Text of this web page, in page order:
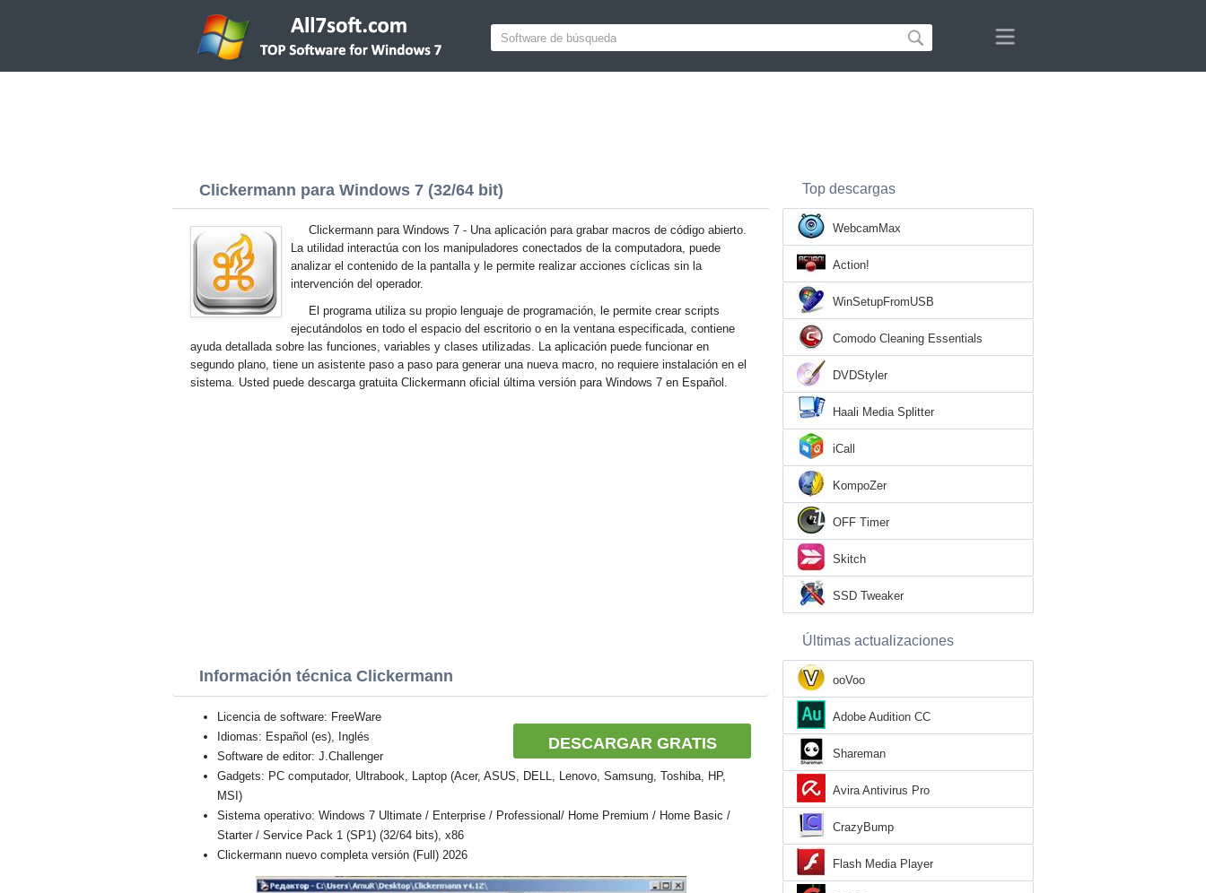
Clickermann para Windows 7 (32/64 bit)
Clickermann para Windows 7 - Una aplicación para grabar macros de código abierto.
La utilidad interactúa con los manipuladores conectados de la computadora, puede
analizar el contenido de la pantalla y le permite realizar acciones cíclicas sin la
intervención del operador.
El programa utiliza su propio lenguaje de programación, le permite crear scripts
ejecutándolos en todo el espacio del escritorio o en la ventana especificada, contiene
ayuda detallada sobre las funciones, variables y clases utilizadas. La aplicación puede funcionar en
segundo plano, tiene un asistente paso a paso para generar una nueva macro, no requiere instalación en el
sistema. Usted puede descarga gratuita Clickermann oficial última versión para Windows 7 en Español.
Información técnica Clickermann
DESCARGAR GRATIS
Licencia de software: FreeWare
Idiomas: Español (es), Inglés
Software de editor: J.Challenger
Gadgets: PC computador, Ultrabook, Laptop (Acer, ASUS, DELL, Lenovo, Samsung, Toshiba, HP,
MSI)
Sistema operativo: Windows 7 Ultimate / Enterprise / Professional/ Home Premium / Home Basic /
Starter / Service Pack 1 (SP1) (32/64 bits), x86
Clickermann nuevo completa versión (Full) 2026
Top descargas
WebcamMax
Action!
WinSetupFromUSB
Comodo Cleaning Essentials
DVDStyler
Haali Media Splitter
iCall
KompoZer
OFF Timer
Skitch
SSD Tweaker
Últimas actualizaciones
ooVoo
Adobe Audition CC
Shareman
Avira Antivirus Pro
CrazyBump
Flash Media Player